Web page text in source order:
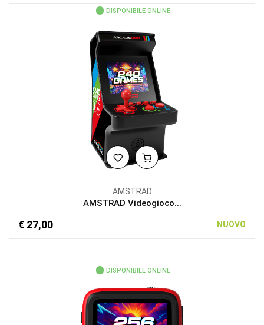
DISPONIBILE ONLINE
AMSTRAD
AMSTRAD Videogioco...
€ 27,00 NUOVO
DISPONIBILE ONLINE